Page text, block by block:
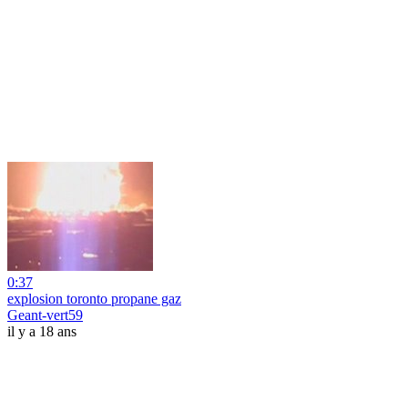
0:37
explosion toronto propane gaz
Geant-vert59
il y a 18 ans